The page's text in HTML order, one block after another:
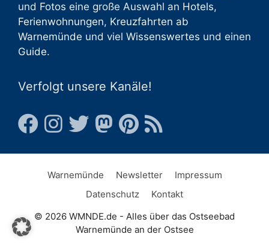
und Fotos eine große Auswahl an Hotels,
Ferienwohnungen, Kreuzfahrten ab
Warnemünde und viel Wissenswertes und einen
Guide.
Verfolgt unsere Kanäle!
Warnemünde Newsletter
Impressum
Datenschutz
Kontakt
© 2026 WMNDE.de - Alles über das Ostseebad
Warnemünde an der Ostsee